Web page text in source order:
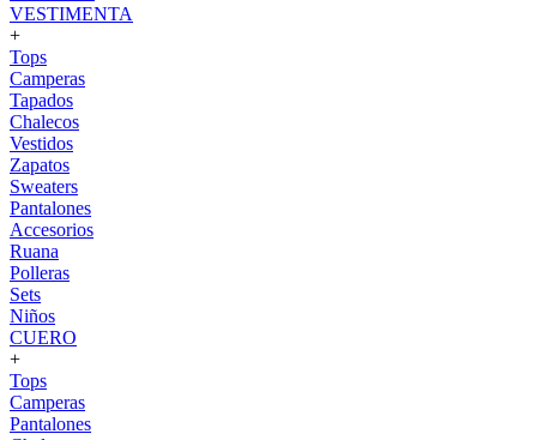
VESTIMENTA
+
Tops
Camperas
Tapados
Chalecos
Vestidos
Zapatos
Sweaters
Pantalones
Accesorios
Ruana
Polleras
Sets
Niños
CUERO
+
Tops
Camperas
Pantalones